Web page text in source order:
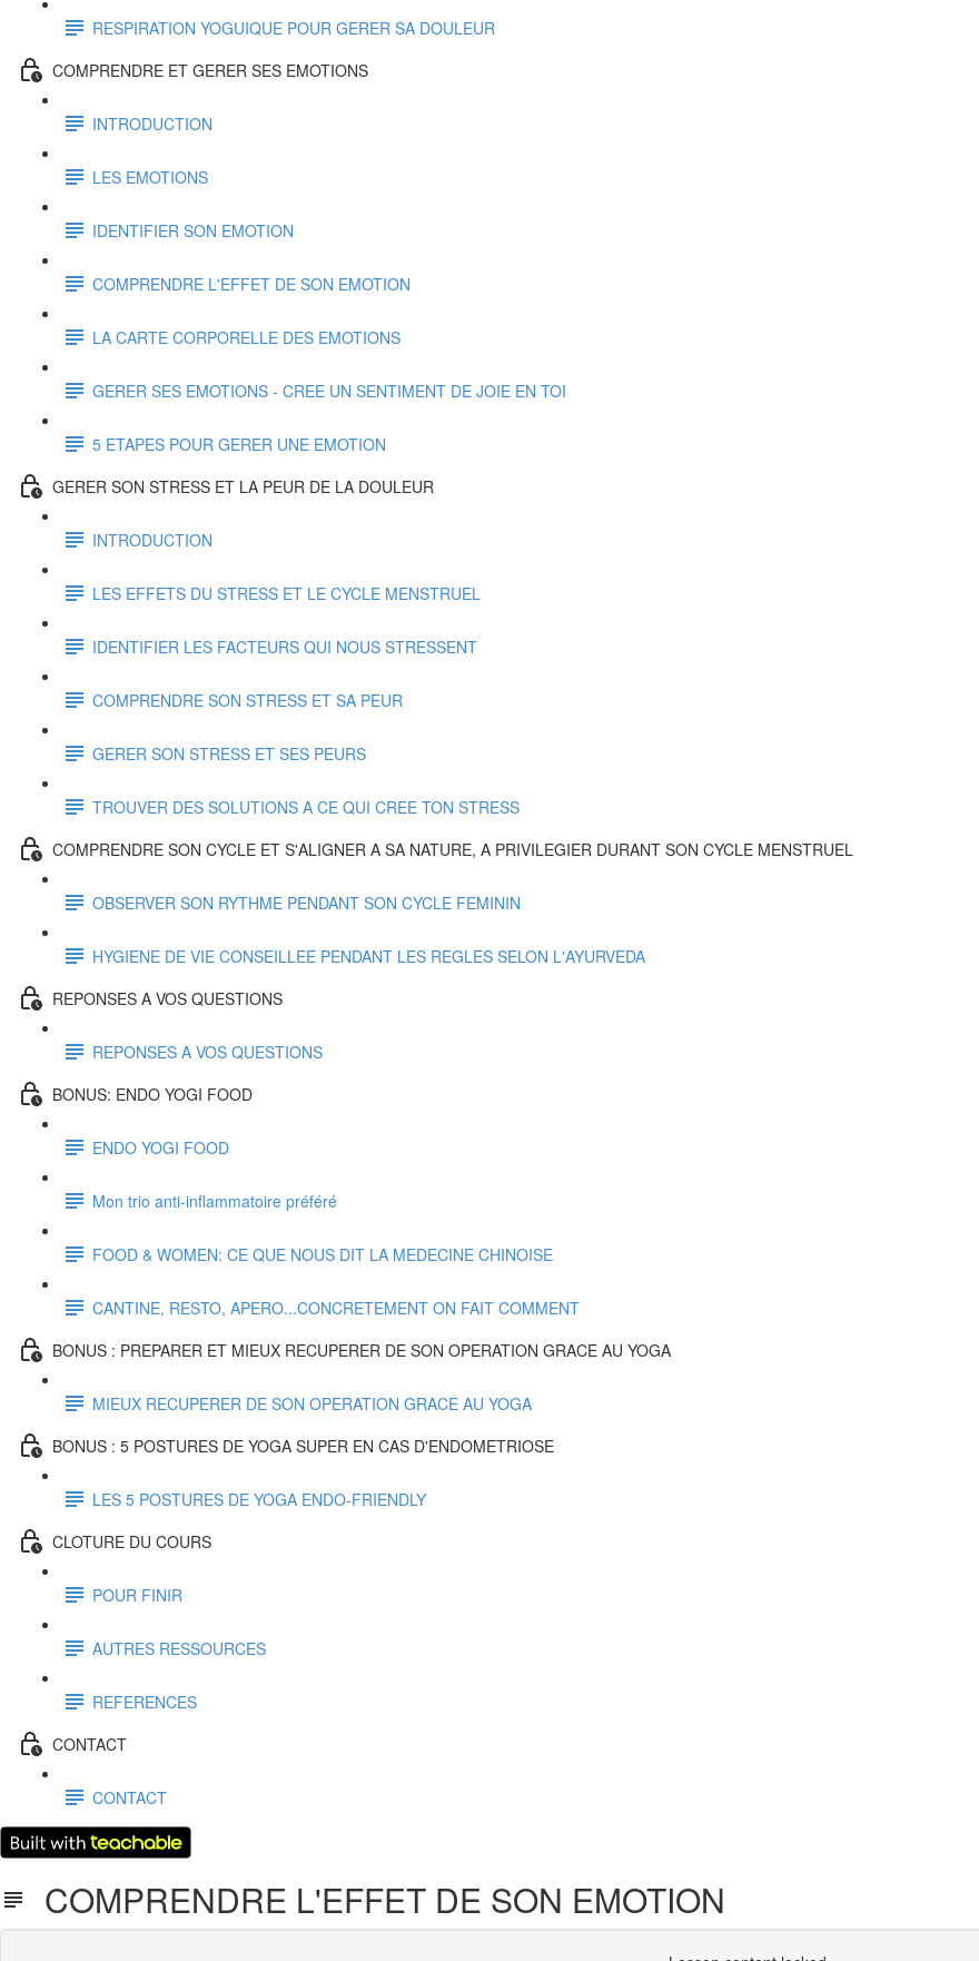
RESPIRATION YOGUIQUE POUR GERER SA DOULEUR
COMPRENDRE ET GERER SES EMOTIONS
INTRODUCTION
LES EMOTIONS
IDENTIFIER SON EMOTION
COMPRENDRE L'EFFET DE SON EMOTION
LA CARTE CORPORELLE DES EMOTIONS
GERER SES EMOTIONS - CREE UN SENTIMENT DE JOIE EN TOI
5 ETAPES POUR GERER UNE EMOTION
GERER SON STRESS ET LA PEUR DE LA DOULEUR
INTRODUCTION
LES EFFETS DU STRESS ET LE CYCLE MENSTRUEL
IDENTIFIER LES FACTEURS QUI NOUS STRESSENT
COMPRENDRE SON STRESS ET SA PEUR
GERER SON STRESS ET SES PEURS
TROUVER DES SOLUTIONS A CE QUI CREE TON STRESS
COMPRENDRE SON CYCLE ET S'ALIGNER A SA NATURE, A PRIVILEGIER DURANT SON CYCLE MENSTRUEL
OBSERVER SON RYTHME PENDANT SON CYCLE FEMININ
HYGIENE DE VIE CONSEILLEE PENDANT LES REGLES SELON L'AYURVEDA
REPONSES A VOS QUESTIONS
REPONSES A VOS QUESTIONS
BONUS: ENDO YOGI FOOD
ENDO YOGI FOOD
Mon trio anti-inflammatoire préféré
FOOD & WOMEN: CE QUE NOUS DIT LA MEDECINE CHINOISE
CANTINE, RESTO, APERO...CONCRETEMENT ON FAIT COMMENT
BONUS : PREPARER ET MIEUX RECUPERER DE SON OPERATION GRACE AU YOGA
MIEUX RECUPERER DE SON OPERATION GRACE AU YOGA
BONUS : 5 POSTURES DE YOGA SUPER EN CAS D'ENDOMETRIOSE
LES 5 POSTURES DE YOGA ENDO-FRIENDLY
CLOTURE DU COURS
POUR FINIR
AUTRES RESSOURCES
REFERENCES
CONTACT
CONTACT
COMPRENDRE L'EFFET DE SON EMOTION